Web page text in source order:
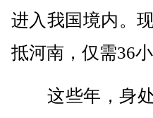
进入我国境内。
抵河南，仅需36小
这些年，身处